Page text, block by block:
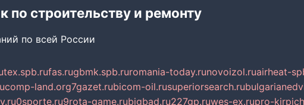
по строительству и ремонту
по всей России
fas.rugbmk.spb.ruromania-today.runovoizol.ruairheat-
comp-land.org7gazet.rubicom-oil.rusuperiorsearch.ru
0sporte.ru9rota-game.rubigbad.ru227gp.ruwes-ex.rupro-